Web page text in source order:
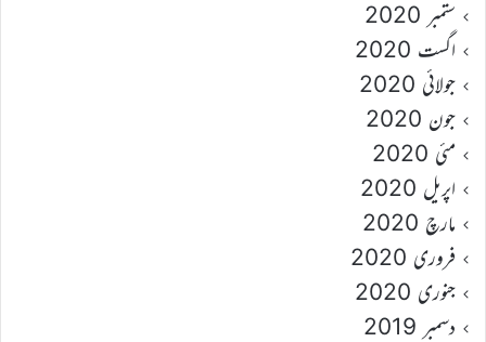
ستمبر 2020
اگست 2020
جولائی 2020
جون 2020
مئی 2020
اپریل 2020
مارچ 2020
فروری 2020
جنوری 2020
دسمبر 2019